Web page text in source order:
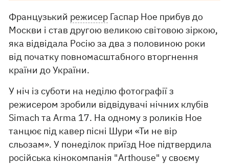
Французький режисер Гаспар Ное прибув до
Москви і став другою великою світовою зіркою,
яка відвідала Росію за два з половиною роки
від початку повномасштабного вторгнення
країни до України.
У ніч із суботи на неділю фотографії з
режисером зробили відвідувачі нічних клубів
Simach та Arma 17. На одному з роликів Ное
танцює під кавер пісні Шури «Ти не вір
сльозам». У понеділок приїзд Ное підтвердила
російська кінокомпанія "Arthouse" у своєму